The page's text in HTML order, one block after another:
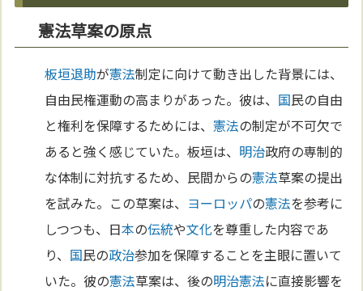
憲法草案の原点
板垣退助が憲法制定に向けて動き出した背景には、
自由民権運動の高まりがあった。彼は、 国民の自由
と権利を保障するためには、憲法の制定が不可欠で
あると強く感じていた。板垣は、 明治政府の専制的
な体制に対抗するため、民間からの憲法草案の提出
を試みた。この草案は、 ヨーロッパの憲法を参考に
しつつも、日本の伝統や文化を尊重した内容であ
り、 国民の政治参加を保障することを主眼に置いて
いた。彼の憲法草案は、後の明治憲法に直接影響を